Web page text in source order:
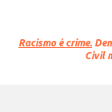
Racismo é crime.
Civil